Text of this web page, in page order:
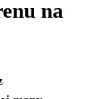
na